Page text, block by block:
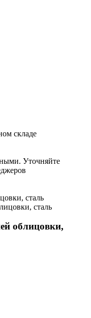
складе
Уточняйте
сталь
облицовки,